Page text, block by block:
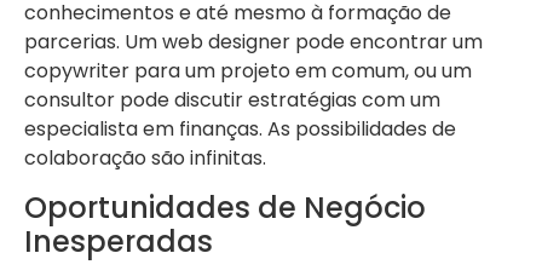
conhecimentos e até mesmo à formação de
parcerias. Um web designer pode encontrar um
copywriter para um projeto em comum, ou um
consultor pode discutir estratégias com um
especialista em finanças. As possibilidades de
colaboração são infinitas.
Oportunidades de Negócio
Inesperadas